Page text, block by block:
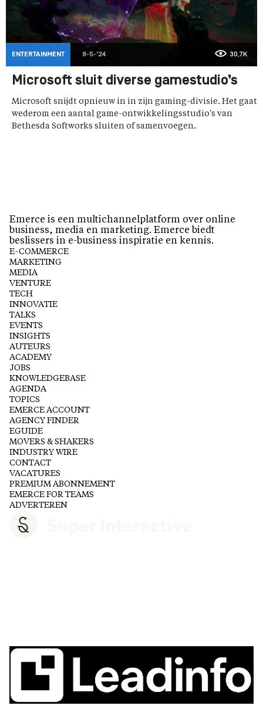
ENTERTAINMENT 8-5-'24 30,7K
Microsoft sluit diverse gamestudio’s
Microsoft snijdt opnieuw in in zijn gaming-divisie. Het gaat
wederom een aantal game-ontwikkelingsstudio's van
Bethesda Softworks sluiten of samenvoegen.
Emerce is een multichannelplatform over online
business, media en marketing. Emerce biedt
beslissers in e-business inspiratie en kennis.
E-COMMERCE
MARKETING
MEDIA
VENTURE
TECH
INNOVATIE
TALKS
EVENTS
INSIGHTS
AUTEURS
ACADEMY
JOBS
KNOWLEDGEBASE
AGENDA
TOPICS
EMERCE ACCOUNT
AGENCY FINDER
EGUIDE
MOVERS & SHAKERS
INDUSTRY WIRE
CONTACT
VACATURES
PREMIUM ABONNEMENT
EMERCE FOR TEAMS
ADVERTEREN